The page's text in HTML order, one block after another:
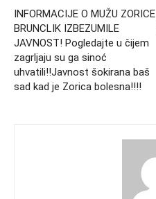
INFORMACIJE O MUŽU ZORICE
BRUNCLIK IZBEZUMILE
JAVNOST! Pogledajte u čijem
zagrljaju su ga sinoć
uhvatili!!Javnost šokirana baš
sad kad je Zorica bolesna!!!!